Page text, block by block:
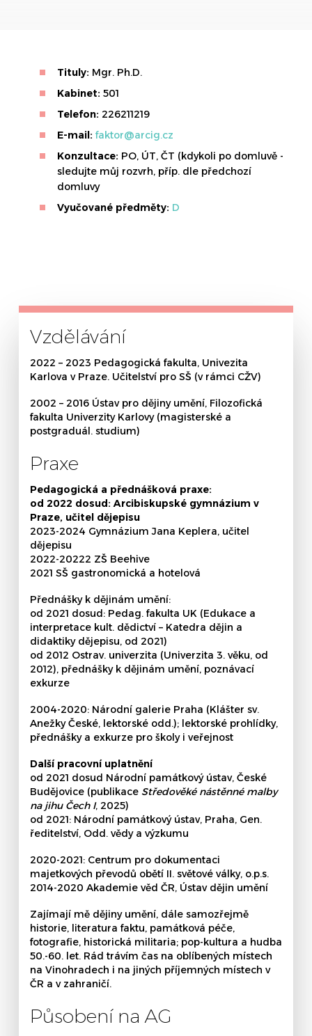
Tituly: Mgr. Ph.D.
Kabinet: 501
Telefon: 226211219
E-mail: faktor@arcig.cz
Konzultace: PO, ÚT, ČT (kdykoli po domluvě -
sledujte můj rozvrh, příp. dle předchozí
domluvy
Vyučované předměty: D
Vzdělávání
2022 – 2023 Pedagogická fakulta, Univezita
Karlova v Praze. Učitelství pro SŠ (v rámci CŽV)
2002 – 2016 Ústav pro dějiny umění, Filozofická
fakulta Univerzity Karlovy (magisterské a
postgraduál. studium)
Praxe
Pedagogická a přednášková praxe:
od 2022 dosud: Arcibiskupské gymnázium v
Praze, učitel dějepisu
2023-2024 Gymnázium Jana Keplera, učitel
dějepisu
2022-20222 ZŠ Beehive
2021 SŠ gastronomická a hotelová
Přednášky k dějinám umění:
od 2021 dosud: Pedag. fakulta UK (Edukace a
interpretace kult. dědictví – Katedra dějin a
didaktiky dějepisu, od 2021)
od 2012 Ostrav. univerzita (Univerzita 3. věku, od
2012), přednášky k dějinám umění, poznávací
exkurze
2004-2020: Národní galerie Praha (Klášter sv.
Anežky České, lektorské odd.); lektorské prohlídky,
přednášky a exkurze pro školy i veřejnost
Další pracovní uplatnění
od 2021 dosud Národní památkový ústav, České
Budějovice (publikace Středověké nástěnné malby
na jihu Čech I, 2025)
od 2021: Národní památkový ústav, Praha, Gen.
ředitelství, Odd. vědy a výzkumu
2020-2021: Centrum pro dokumentaci
majetkových převodů obětí II. světové války, o.p.s.
2014-2020 Akademie věd ČR, Ústav dějin umění
Zajímají mě dějiny umění, dále samozřejmě
historie, literatura faktu, památková péče,
fotografie, historická militaria; pop-kultura a hudba
50.-60. let. Rád trávím čas na oblíbených místech
na Vinohradech i na jiných příjemných místech v
ČR a v zahraničí.
Působení na AG